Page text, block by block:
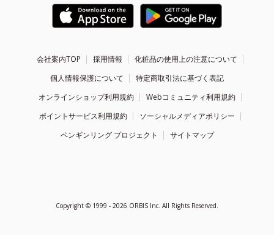
会社案内TOP 採用情報
化粧品の使用上の注意について
個人情報保護について
特定商取引法に基づく表記
オンラインショップ利用規約
Webコミュニティ利用規約
ポイントサービス利用規約
ソーシャルメディアポリシー
ペンギンリング プロジェクト
サイトマップ
Copyright © 1999 - 2026 ORBIS Inc. All Rights Reserved.